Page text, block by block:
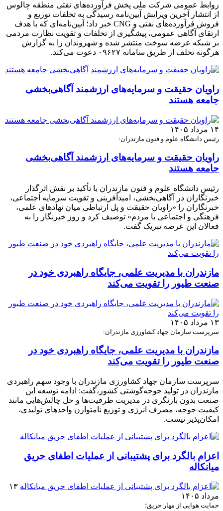
روابط عمومی شرکت ملی پخش فرآورده‌های نفتی منطقه چالوس
از انتشار آخرین ویرایش آیین‌نامه رسیدگی به تخلفات توزیع و
فروش فرآورده‌های نفتی و CNG خبر داد؛ آیین‌نامه‌ای که با هدف
ارتقای آگاهی عمومی، پیشگیری از تخلفات و تقویت نظارت مردمی
بر شبکه عرضه سوخت منتشر شده و شهروندان را به گزارش
هرگونه تخلف از طریق سامانه ۰۹۶۲۷ دعوت می‌کند.
راویان حقیقت و سرمایه‌های ارزشمند آگاهی‌بخشی
جامعه هستند
۱۴ مرداد ۱۴۰۵
رئیس دانشگاه علوم و فنون مازندران:
راویان حقیقت و سرمایه‌های ارزشمند آگاهی‌بخشی
جامعه هستند
رئیس دانشگاه علوم و فنون مازندران با تأکید بر نقش اثرگذار
خبرنگاران در آگاهی‌بخشی، امیدآفرینی و تقویت سرمایه اجتماعی،
خبرنگاران را «راویان حقیقت و پل ارتباطی میان نهادهای علمی،
فرهنگی و اجتماعی با مردم» توصیف کرد و روز خبرنگار را به
فعالان این عرصه تبریک گفت.
مازندران با مدیریت علمی، جایگاه راهبردی خود در
صنعت طیور را تقویت می‌کند
۱۳ مرداد ۱۴۰۵
سرپرست سازمان جهاد کشاورزی مازندران:
مازندران با مدیریت علمی، جایگاه راهبردی خود در
صنعت طیور را تقویت می‌کند
سرپرست سازمان جهاد کشاورزی مازندران با وجود سهم راهبردی
مازندران در تولید جوجه‌گوشتی کشور،گفت: ادامه توسعه این
صنعت بدون بازنگری در مدیریت ظرفیت‌ها و حل چالش‌هایی مانند
کیفیت جوجه، مصرف انرژی و توزیع نامتوازن واحدهای تولیدی،
امکان‌پذیر نیست.
اعزام بالگرد برای پشتیبانی از عملیات اطفای حریق
میانکاله
۱۳
مرداد ۱۴۰۵
حمایت هوایی از مهار حریق؛